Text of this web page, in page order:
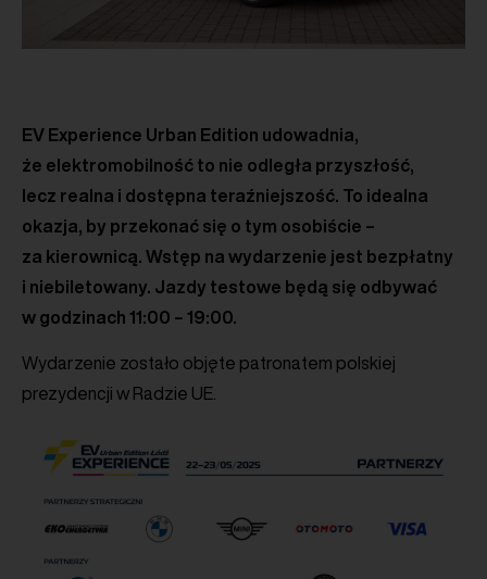
EV Experience Urban Edition udowadnia,
że elektromobilność to nie odległa przyszłość,
lecz realna i dostępna teraźniejszość. To idealna
okazja, by przekonać się o tym osobiście –
za kierownicą. Wstęp na wydarzenie jest bezpłatny
i niebiletowany. Jazdy testowe będą się odbywać
w godzinach 11:00 – 19:00.
Wydarzenie zostało objęte patronatem polskiej
prezydencji w Radzie UE.